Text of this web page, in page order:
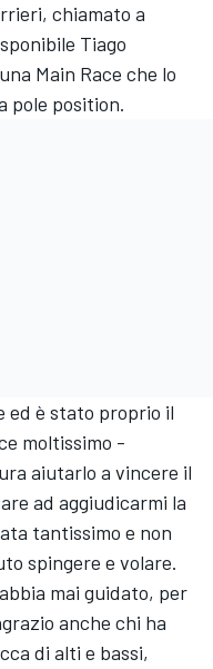
chiamato a
Tiago
Main Race che lo
pole position.
ed è stato proprio il
moltissimo -
aiutarlo a vincere il
ad aggiudicarmi la
tantissimo e non
spingere e volare.
mai guidato, per
anche chi ha
di alti e bassi,